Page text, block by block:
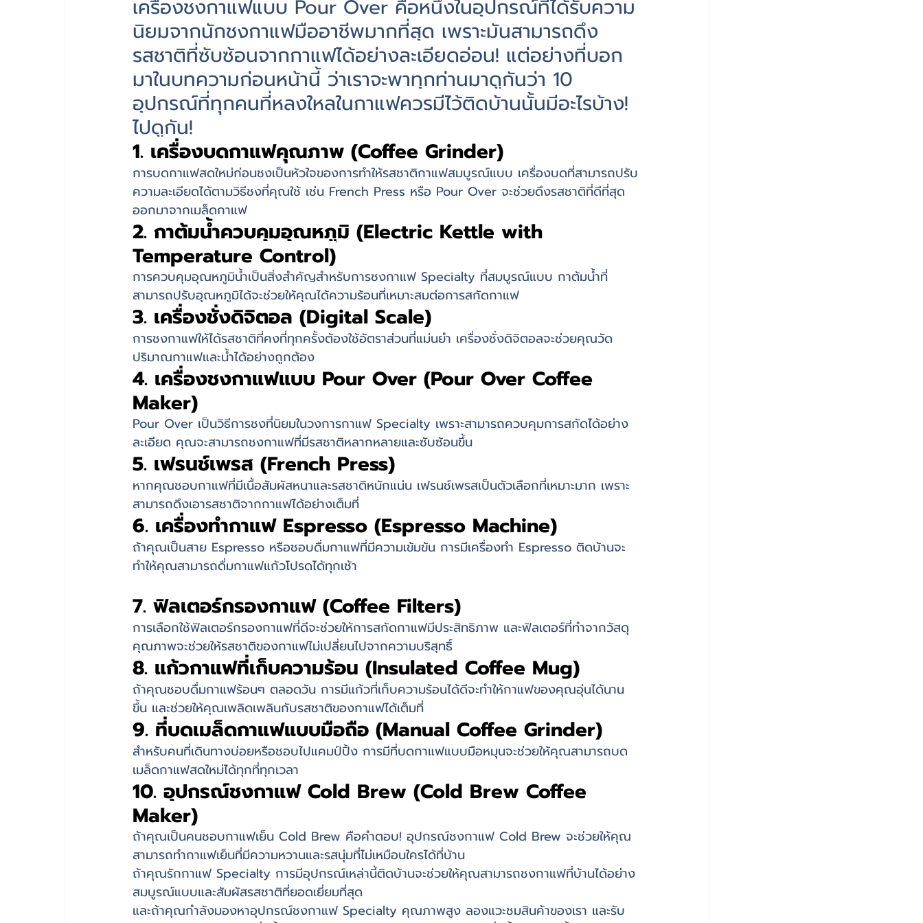
เครื่องชงกาแฟแบบ Pour Over คือหนึ่งในอุปกรณ์ที่ได้รับความ
นิยมจากนักชงกาแฟมืออาชีพมากที่สุด เพราะมันสามารถดึง
รสชาติที่ซับซ้อนจากกาแฟได้อย่างละเอียดอ่อน! แต่อย่างที่บอก
มาในบทความก่อนหน้านี้ ว่าเราจะพาทุกท่านมาดูกันว่า 10
อุปกรณ์ที่ทุกคนที่หลงใหลในกาแฟควรมีไว้ติดบ้านนั้นมีอะไรบ้าง!
ไปดูกัน!
1. เครื่องบดกาแฟคุณภาพ (Coffee Grinder)
การบดกาแฟสดใหม่ก่อนชงเป็นหัวใจของการทำให้รสชาติกาแฟสมบูรณ์แบบ เครื่องบดที่สามารถปรับ
ความละเอียดได้ตามวิธีชงที่คุณใช้ เช่น French Press หรือ Pour Over จะช่วยดึงรสชาติที่ดีที่สุด
ออกมาจากเมล็ดกาแฟ
2. กาต้มน้ำควบคุมอุณหภูมิ (Electric Kettle with
Temperature Control)
การควบคุมอุณหภูมิน้ำเป็นสิ่งสำคัญสำหรับการชงกาแฟ Specialty ที่สมบูรณ์แบบ กาต้มน้ำที่
สามารถปรับอุณหภูมิได้จะช่วยให้คุณได้ความร้อนที่เหมาะสมต่อการสกัดกาแฟ
3. เครื่องชั่งดิจิตอล (Digital Scale)
การชงกาแฟให้ได้รสชาติที่คงที่ทุกครั้งต้องใช้อัตราส่วนที่แม่นยำ เครื่องชั่งดิจิตอลจะช่วยคุณวัด
ปริมาณกาแฟและน้ำได้อย่างถูกต้อง
4. เครื่องชงกาแฟแบบ Pour Over (Pour Over Coffee
Maker)
Pour Over เป็นวิธีการชงที่นิยมในวงการกาแฟ Specialty เพราะสามารถควบคุมการสกัดได้อย่าง
ละเอียด คุณจะสามารถชงกาแฟที่มีรสชาติหลากหลายและซับซ้อนขึ้น
5. เฟรนช์เพรส (French Press)
หากคุณชอบกาแฟที่มีเนื้อสัมผัสหนาและรสชาติหนักแน่น เฟรนช์เพรสเป็นตัวเลือกที่เหมาะมาก เพราะ
สามารถดึงเอารสชาติจากกาแฟได้อย่างเต็มที่
6. เครื่องทำกาแฟ Espresso (Espresso Machine)
ถ้าคุณเป็นสาย Espresso หรือชอบดื่มกาแฟที่มีความเข้มข้น การมีเครื่องทำ Espresso ติดบ้านจะ
ทำให้คุณสามารถดื่มกาแฟแก้วโปรดได้ทุกเช้า
7. ฟิลเตอร์กรองกาแฟ (Coffee Filters)
การเลือกใช้ฟิลเตอร์กรองกาแฟที่ดีจะช่วยให้การสกัดกาแฟมีประสิทธิภาพ และฟิลเตอร์ที่ทำจากวัสดุ
คุณภาพจะช่วยให้รสชาติของกาแฟไม่เปลี่ยนไปจากความบริสุทธิ์
8. แก้วกาแฟที่เก็บความร้อน (Insulated Coffee Mug)
ถ้าคุณชอบดื่มกาแฟร้อนๆ ตลอดวัน การมีแก้วที่เก็บความร้อนได้ดีจะทำให้กาแฟของคุณอุ่นได้นาน
ขึ้น และช่วยให้คุณเพลิดเพลินกับรสชาติของกาแฟได้เต็มที่
9. ที่บดเมล็ดกาแฟแบบมือถือ (Manual Coffee Grinder)
สำหรับคนที่เดินทางบ่อยหรือชอบไปแคมป์ปิ้ง การมีที่บดกาแฟแบบมือหมุนจะช่วยให้คุณสามารถบด
เมล็ดกาแฟสดใหม่ได้ทุกที่ทุกเวลา
10. อุปกรณ์ชงกาแฟ Cold Brew (Cold Brew Coffee
Maker)
ถ้าคุณเป็นคนชอบกาแฟเย็น Cold Brew คือคำตอบ! อุปกรณ์ชงกาแฟ Cold Brew จะช่วยให้คุณ
สามารถทำกาแฟเย็นที่มีความหวานและรสนุ่มที่ไม่เหมือนใครได้ที่บ้าน
ถ้าคุณรักกาแฟ Specialty การมีอุปกรณ์เหล่านี้ติดบ้านจะช่วยให้คุณสามารถชงกาแฟที่บ้านได้อย่าง
สมบูรณ์แบบและสัมผัสรสชาติที่ยอดเยี่ยมที่สุด
และถ้าคุณกำลังมองหาอุปกรณ์ชงกาแฟ Specialty คุณภาพสูง ลองแวะชมสินค้าของเรา และรับ